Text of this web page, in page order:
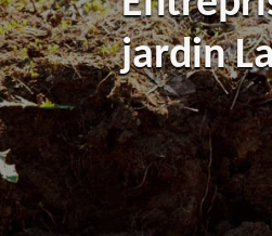
jardin